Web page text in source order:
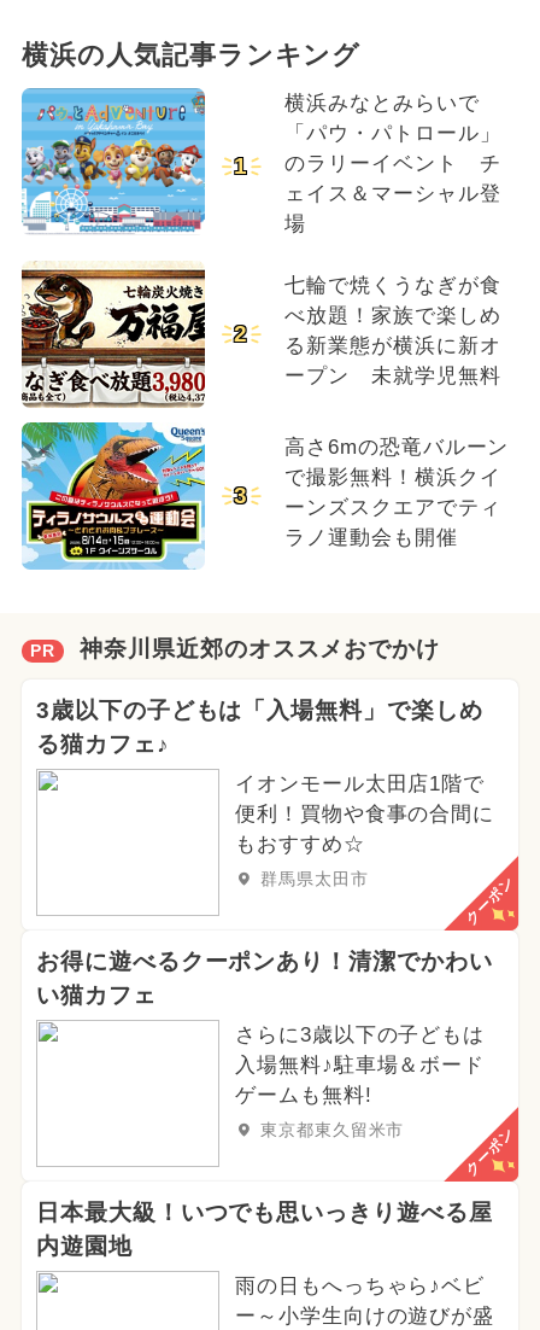
横浜の人気記事ランキング
1
横浜みなとみらいで
「パウ・パトロール」
のラリーイベント チ
ェイス＆マーシャル登
場
2
七輪で焼くうなぎが食
べ放題！家族で楽しめ
る新業態が横浜に新オ
ープン 未就学児無料
3
高さ6mの恐竜バルーン
で撮影無料！横浜クイ
ーンズスクエアでティ
ラノ運動会も開催
PR 神奈川県近郊のオススメおでかけ
3歳以下の子どもは「入場無料」で楽しめ
る猫カフェ♪
イオンモール太田店1階で
便利！買物や食事の合間に
もおすすめ☆
群馬県太田市 クーポン
お得に遊べるクーポンあり！清潔でかわい
い猫カフェ
さらに3歳以下の子どもは
入場無料♪駐車場＆ボード
ゲームも無料!
東京都東久留米市 クーポン
日本最大級！いつでも思いっきり遊べる屋
内遊園地
雨の日もへっちゃら♪ベビ
ー～小学生向けの遊びが盛